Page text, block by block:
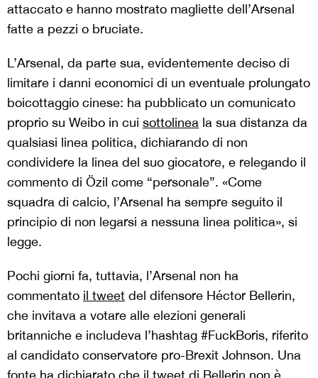
attaccato e hanno mostrato magliette dell’Arsenal
fatte a pezzi o bruciate.
L’Arsenal, da parte sua, evidentemente deciso di
limitare i danni economici di un eventuale prolungato
boicottaggio cinese: ha pubblicato un comunicato
proprio su Weibo in cui sottolinea la sua distanza da
qualsiasi linea politica, dichiarando di non
condividere la linea del suo giocatore, e relegando il
commento di Özil come “personale”. «Come
squadra di calcio, l’Arsenal ha sempre seguito il
principio di non legarsi a nessuna linea politica», si
legge.
Pochi giorni fa, tuttavia, l’Arsenal non ha
commentato il tweet del difensore Héctor Bellerin,
che invitava a votare alle elezioni generali
britanniche e includeva l’hashtag #FuckBoris, riferito
al candidato conservatore pro-Brexit Johnson. Una
fonte ha dichiarato che il tweet di Bellerin non è